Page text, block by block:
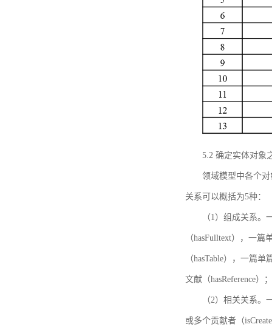
5.2 确定实体对象
领域模型中各个
关系可以概括为5种：
（1）组成关系
（hasFulltext），一
（hasTable），一篇
文献（hasReference）；
（2）相关关系
或多个贡献者（